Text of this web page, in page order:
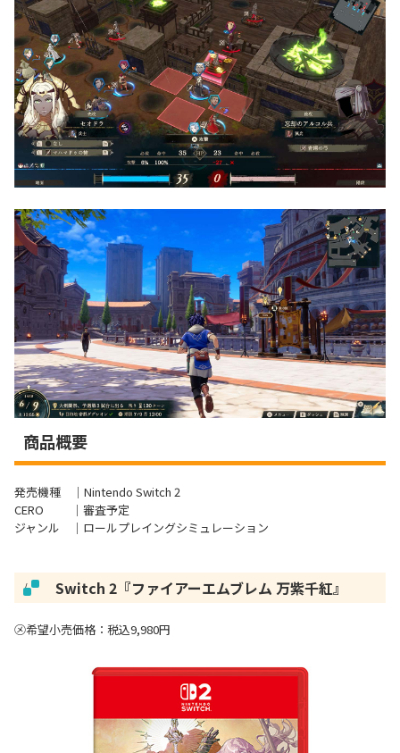
商品概要
発売機種 ｜Nintendo Switch 2
CERO ｜審査予定
ジャンル ｜ロールプレイングシミュレーション
/ Switch 2『ファイアーエムブレム 万紫千紅』
㋱希望小売価格：税込9,980円